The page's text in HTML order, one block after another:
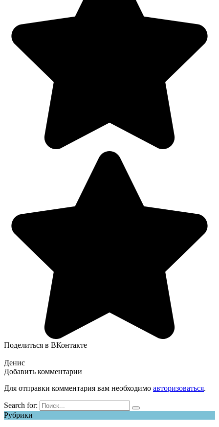
Поделиться в ВКонтакте
Денис
Добавить комментарии
Для отправки комментария вам необходимо авторизоваться.
Search for:
Рубрики